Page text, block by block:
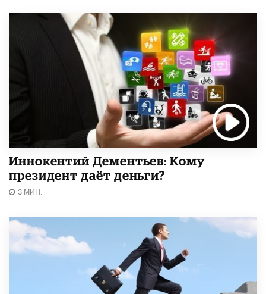
Иннокентий Дементьев: Кому
президент даёт деньги?
3 МИН.